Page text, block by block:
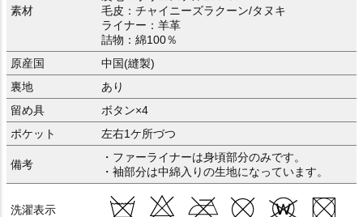
素材
毛皮：チャイニーズラクーン/タヌキ
ライナー：羊革
詰物：綿100％
原産国
中国(縫製)
裏地
あり
留め具
ボタン×4
ポケット
左右1ケ所づつ
備考
・ファーライナーは身頃部分のみです。
・袖部分は中綿入りの生地になっています。
洗濯表示